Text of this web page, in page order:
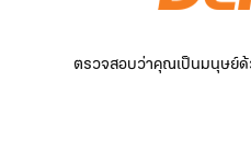
ตรวจสอบว่าคุณเป็นมนุษย์ด้